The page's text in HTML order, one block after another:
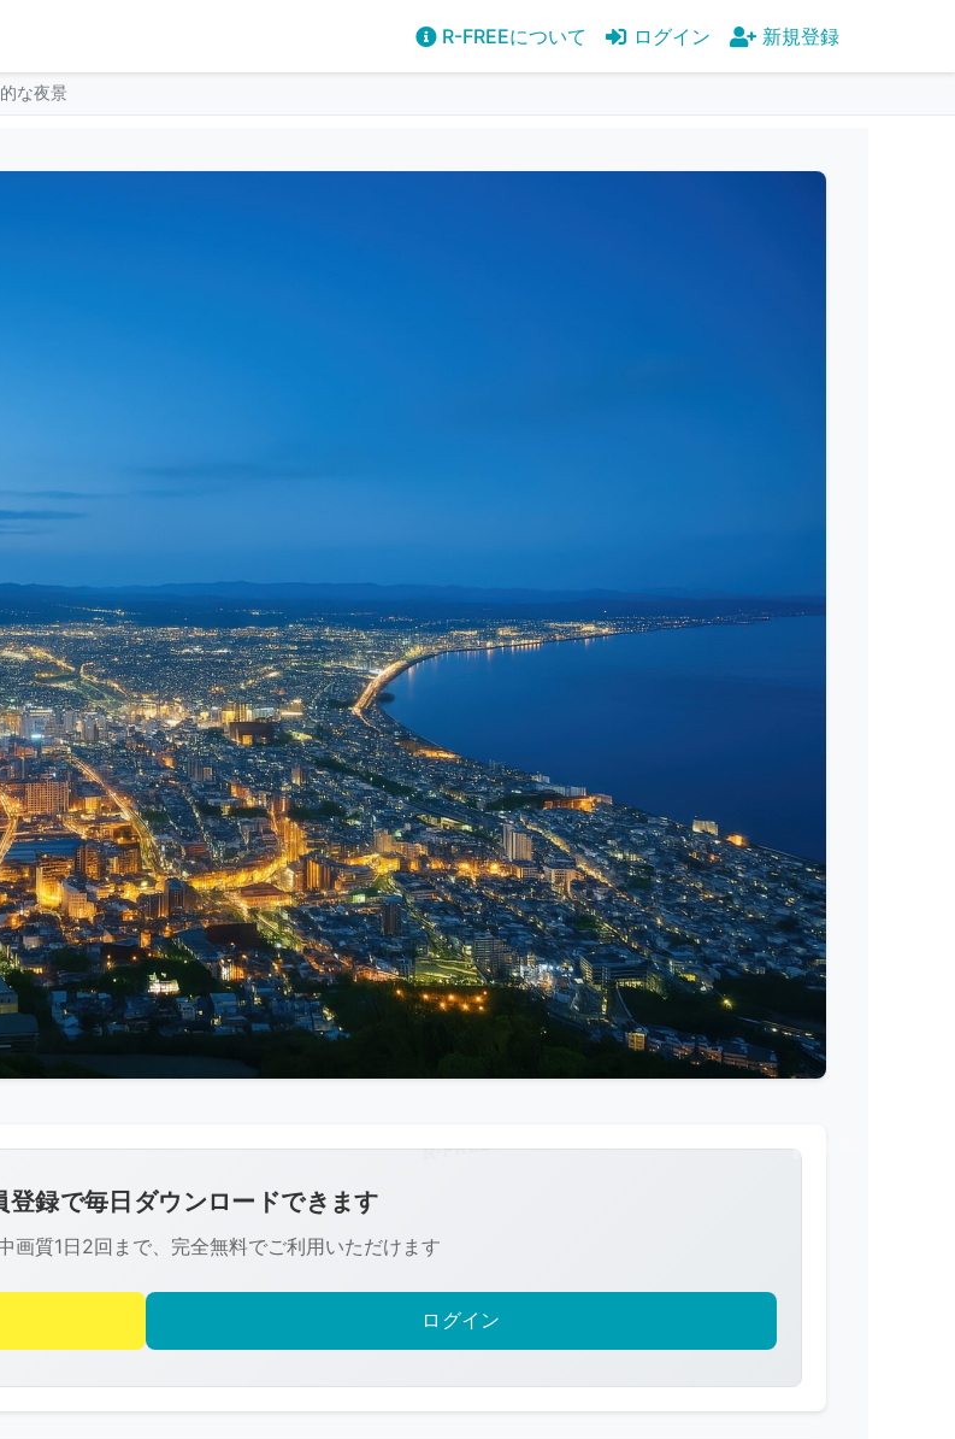
R-FREEについて ログイン 新規登録
な夜景
像
R-
FREE
著
作
権
登録で毎日ダウンロードできます
画質1日2回まで、完全無料でご利用いただけます
ログイン